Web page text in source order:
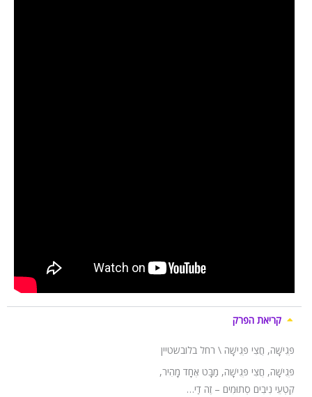
קריאת הפרק
פְּגִישָׁה, חֲצִי פְּגִישָׁה \ רחל בלובשטיין
פְּגִישָׁה, חֲצִי פְּגִישָׁה, מַבָּט אֶחָד מָהִיר,
קִטְעֵי נִיבִים סְתוּמִים – זֶה דַי…